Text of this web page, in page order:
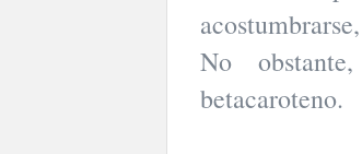
No
betacaroteno.